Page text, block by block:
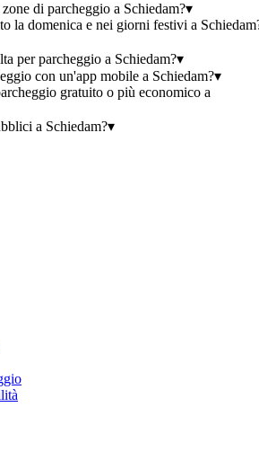
di parcheggio a Schiedam?▾
la domenica e nei giorni festivi a
per parcheggio a Schiedam?▾
con un'app mobile a Schiedam?▾
gratuito o più economico a
a Schiedam?▾